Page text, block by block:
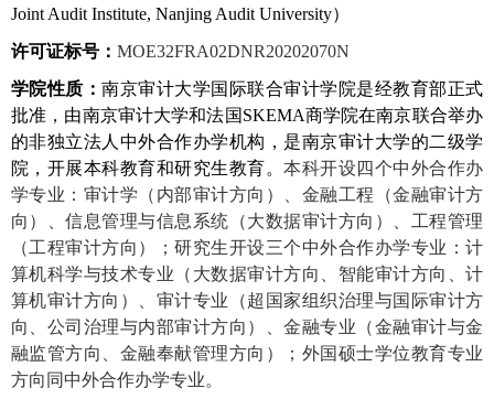
Joint Audit Institute, Nanjing Audit University）
许可证标号： MOE32FRA02DNR20202070N
学院性质：南京审计大学国际联合审计学院是经教育部正式
批准，由南京审计大学和法国SKEMA商学院在南京联合举办
的非独立法人中外合作办学机构，是南京审计大学的二级学
院，开展本科教育和研究生教育。本科开设四个中外合作办
学专业 ：审计学（内部审计方向）、金融工程（金融审计方
向）、信息管理与信息系统（大数据审计方向）、工程管理
（工程审计方向）； 研究生开设三个中外合作办学专业 ：计
算机科学与技术专业（大数据审计方向、智能审计方向、计
算机审计方向）、审计专业（超国家组织治理与国际审计方
向、公司治理与内部审计方向）、金融专业（金融审计与金
融监管方向、金融奉献管理方向）； 外国硕士学位教育专业
方向同中外合作办学专业。